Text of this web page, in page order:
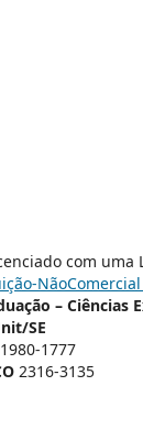
com uma
– Ciências
SE
1777
2316-3135